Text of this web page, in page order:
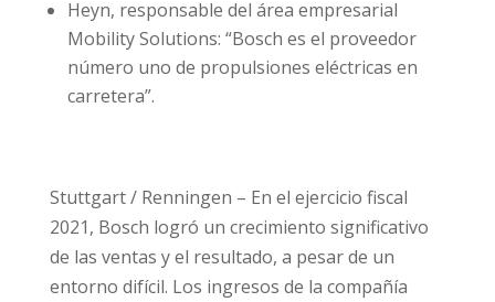
Heyn, responsable del área empresarial
Mobility Solutions: “Bosch es el proveedor
número uno de propulsiones eléctricas en
carretera”.
Stuttgart / Renningen – En el ejercicio fiscal
2021, Bosch logró un crecimiento significativo
de las ventas y el resultado, a pesar de un
entorno difícil. Los ingresos de la compañía